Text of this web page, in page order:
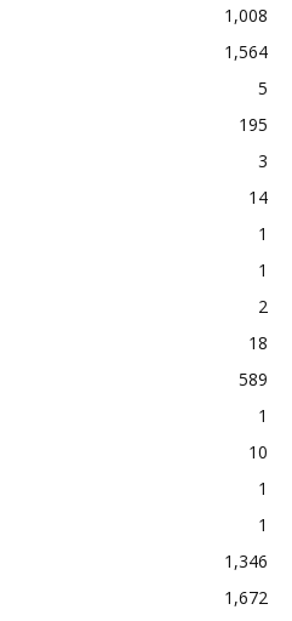
1,008
1,564
5
195
3
14
1
1
2
18
589
1
10
1
1
1,346
1,672